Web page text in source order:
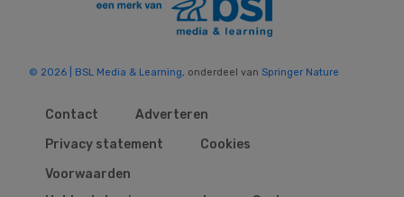
© 2026 | BSL Media & Learning , onderdeel van Springer Nature
Contact
Adverteren
Privacy statement
Cookies
Voorwaarden